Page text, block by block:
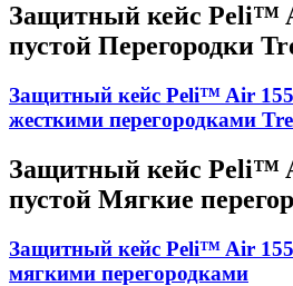
Защитный кейс Peli™
пустой Перегородки
Защитный кейс Peli™ Air
жесткими перегородками
Защитный кейс Peli™
пустой Мягкие
Защитный кейс Peli™ Air
мягкими перегородками